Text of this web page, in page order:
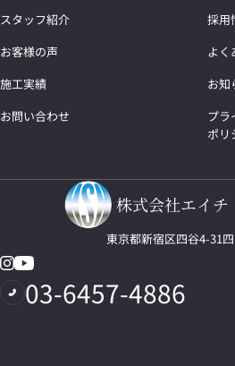
スタッフ紹介
採用
お客様の声
よく
施工実績
お知
お問い合わせ
プラ
ポリ
株式会社エイチ
東京都新宿区四谷4-31
03-6457-4886